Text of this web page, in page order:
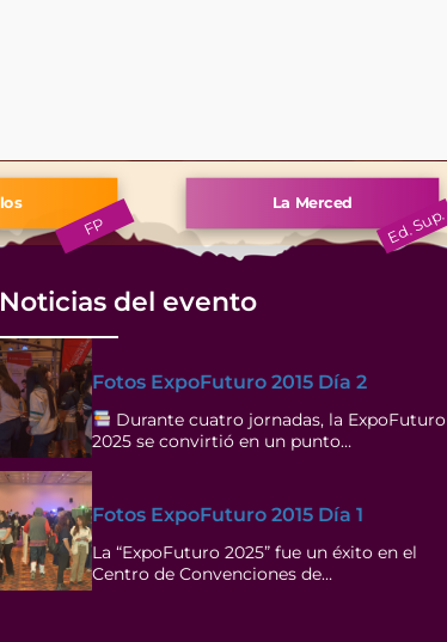
Noticias del evento
Fotos ExpoFuturo 2015 Día 2
Durante cuatro jornadas, la ExpoFuturo
2025 se convirtió en un punto…
Fotos ExpoFuturo 2015 Día 1
La “ExpoFuturo 2025” fue un éxito en el
Centro de Convenciones de…